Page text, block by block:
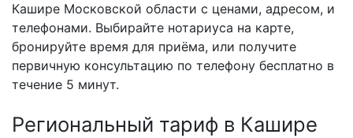
Кашире Московской области с ценами, адресом, и
телефонами. Выбирайте нотариуса на карте,
бронируйте время для приёма, или получите
первичную консультацию по телефону бесплатно в
течение 5 минут.
Региональный тариф в Кашире